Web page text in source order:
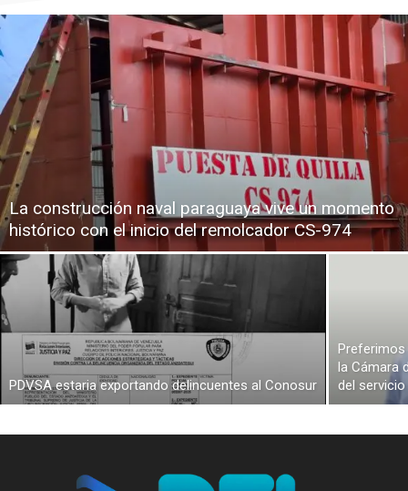
La construcción naval paraguaya vive un momento
histórico con el inicio del remolcador CS-974
PDVSA estaria exportando delincuentes al Conosur
Preferimos
la Cámara
del